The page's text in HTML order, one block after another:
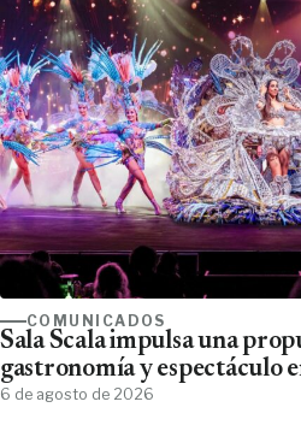
COMUNICADOS
Sala Scala impulsa una
gastronomía y espectáculo
6 de agosto de 2026